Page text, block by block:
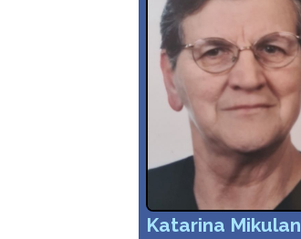
Katarina Mikulan